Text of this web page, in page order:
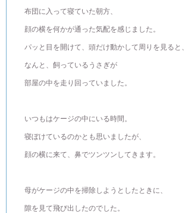
布団に入って寝ていた朝方、
顔の横を何かが通った気配を感じました。
パッと目を開けて、頭だけ動かして周りを見ると、
なんと、飼っているうさぎが
部屋の中を走り回っていました。
いつもはケージの中にいる時間。
寝ぼけているのかとも思いましたが、
顔の横に来て、鼻でツンツンしてきます。
母がケージの中を掃除しようとしたときに、
隙を見て飛び出したのでした。